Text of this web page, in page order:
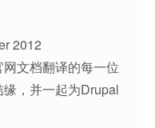
2012
文档翻译的每一位
，并一起为Drupal